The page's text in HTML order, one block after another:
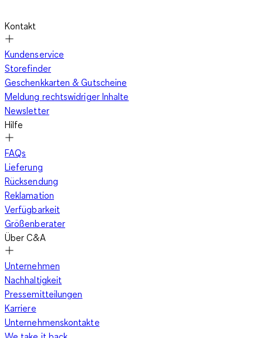
Kontakt
Kundenservice
Storefinder
Geschenkkarten & Gutscheine
Meldung rechtswidriger Inhalte
Newsletter
Hilfe
FAQs
Lieferung
Rücksendung
Reklamation
Verfügbarkeit
Größenberater
Über C&A
Unternehmen
Nachhaltigkeit
Pressemitteilungen
Karriere
Unternehmenskontakte